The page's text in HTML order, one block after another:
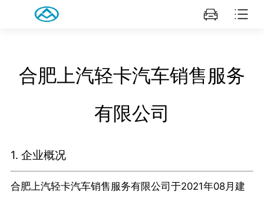
合肥上汽轻卡汽车销售服务
有限公司
1. 企业概况
合肥上汽轻卡汽车销售服务有限公司于2021年08月建